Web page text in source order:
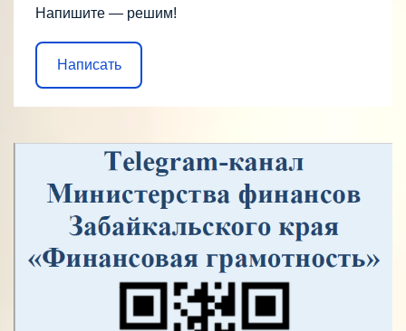
Напишите — решим!
Написать